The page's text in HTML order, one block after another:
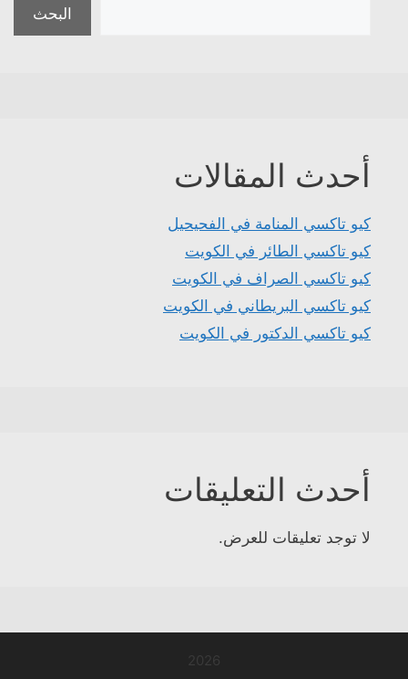
البحث
أحدث المقالات
كيو تاكسي المنامة في الفحيحيل
كيو تاكسي الطائر في الكويت
كيو تاكسي الصراف في الكويت
كيو تاكسي البريطاني في الكويت
كيو تاكسي الدكتور في الكويت
أحدث التعليقات
لا توجد تعليقات للعرض.
2026